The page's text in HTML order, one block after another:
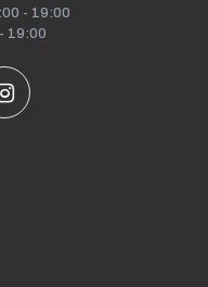
- 19:00
19:00